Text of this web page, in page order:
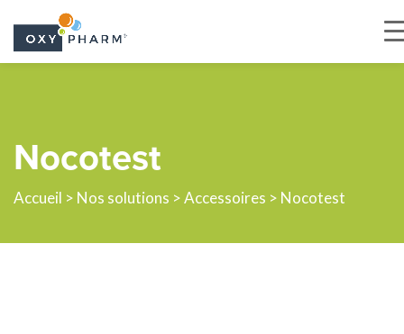
content
Nocotest
Accueil > Nos solutions >Accessoires > Nocotest